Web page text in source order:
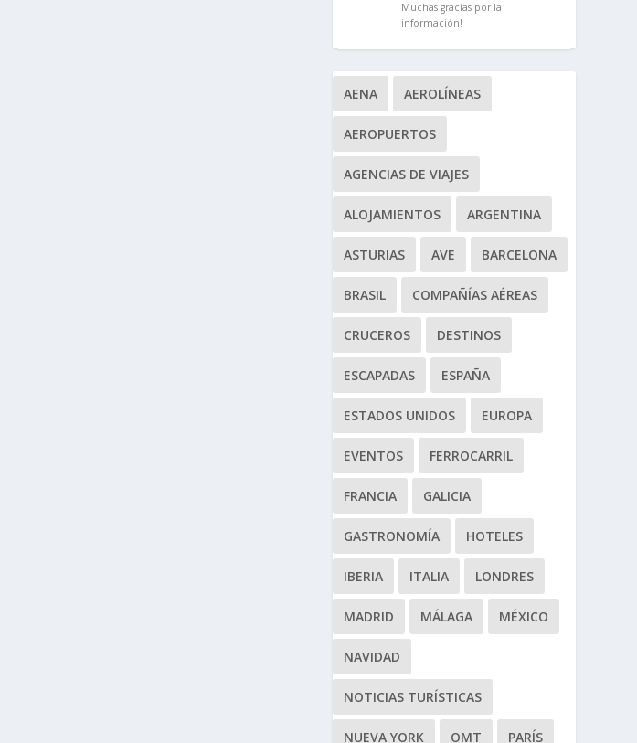
Muchas gracias por la
información!
AENA AEROLÍNEAS
AEROPUERTOS
AGENCIAS DE VIAJES
ALOJAMIENTOS ARGENTINA
ASTURIAS AVE BARCELONA
BRASIL COMPAÑÍAS AÉREAS
CRUCEROS DESTINOS
ESCAPADAS ESPAÑA
ESTADOS UNIDOS EUROPA
EVENTOS FERROCARRIL
FRANCIA GALICIA
GASTRONOMÍA HOTELES
IBERIA ITALIA LONDRES
MADRID MÁLAGA MÉXICO
NAVIDAD
NOTICIAS TURÍSTICAS
NUEVA YORK OMT PARÍS